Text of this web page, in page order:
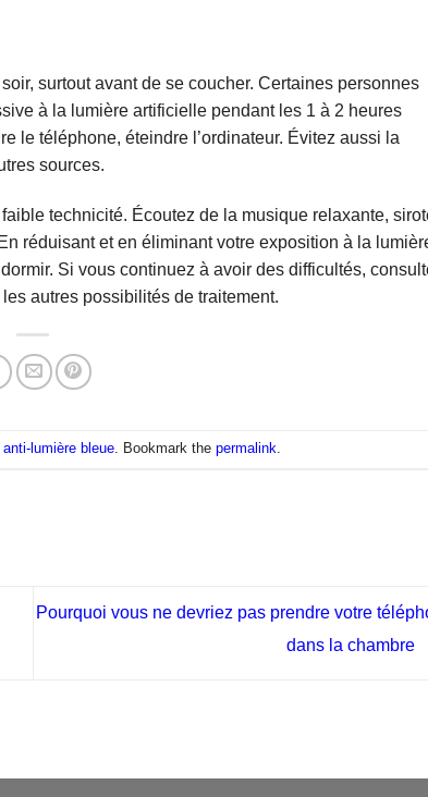
surtout avant de se coucher. Certaines personnes
à la lumière artificielle pendant les 1 à 2 heures
le téléphone, éteindre l’ordinateur. Évitez aussi la
sources.
technicité. Écoutez de la musique relaxante,
réduisant et en éliminant votre exposition à la
Si vous continuez à avoir des difficultés,
autres possibilités de traitement.
anti-lumière bleue. Bookmark the permalink.
Pourquoi vous ne devriez pas prendre votre
dans la chambre